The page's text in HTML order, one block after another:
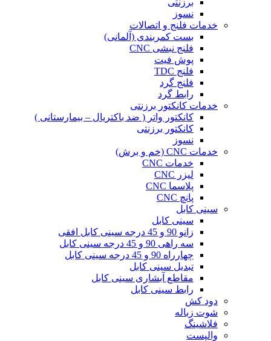
برزنتی
نسوز
خدمات فلنج و اتصالات
بست کمربندی (آلمانی)
فلنج نبشی CNC
پوش فیت
فلنج TDC
فلنج گرد
رابط گرد
خدمات کانکتور برزنتی
کانکتور واتر ( ضد باکتریال – بیمارستانی )
کانکتور برزنتی
نسوز
خدمات CNC (خم و برش)
خدمات CNC
لیزر CNC
پلاسما CNC
پانچ CNC
سینی کابل
سینی کابل
زانو 90 و 45 درجه سینی کابل افقی
سه راهی 90 و 45 درجه سینی کابل
چهارراه 90 و 45 درجه سینی کابل
تبدیل سینی کابل
مقاطع آبشاری سینی کابل
رابط سینی کابل
دود کش
شوت زباله
فلاشینگ
والپست